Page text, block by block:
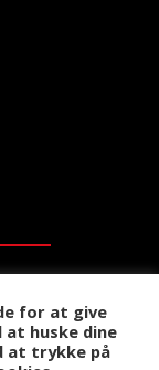
for at give
at huske dine
at trykke på